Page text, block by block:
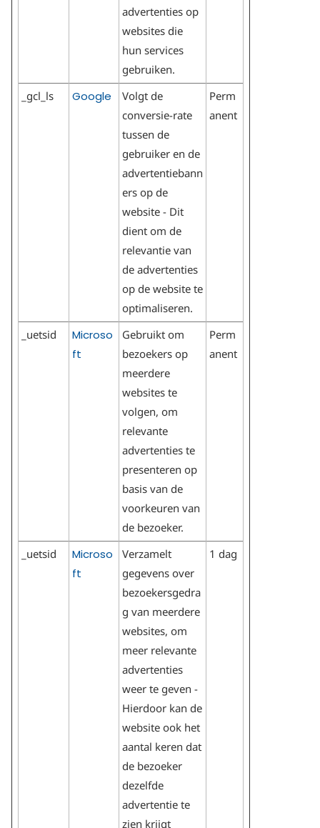
advertenties op
websites die
hun services
gebruiken.
_gcl_ls Google
Volgt de
conversie-rate
tussen de
gebruiker en de
advertentiebann
ers op de
website - Dit
dient om de
relevantie van
de advertenties
op de website te
optimaliseren.
Perm
anent
_uetsid
Microso
ft
Gebruikt om
bezoekers op
meerdere
websites te
volgen, om
relevante
advertenties te
presenteren op
basis van de
voorkeuren van
de bezoeker.
Perm
anent
_uetsid
Microso
ft
Verzamelt
gegevens over
bezoekersgedra
g van meerdere
websites, om
meer relevante
advertenties
weer te geven -
Hierdoor kan de
website ook het
aantal keren dat
de bezoeker
dezelfde
advertentie te
zien krijgt
1 dag